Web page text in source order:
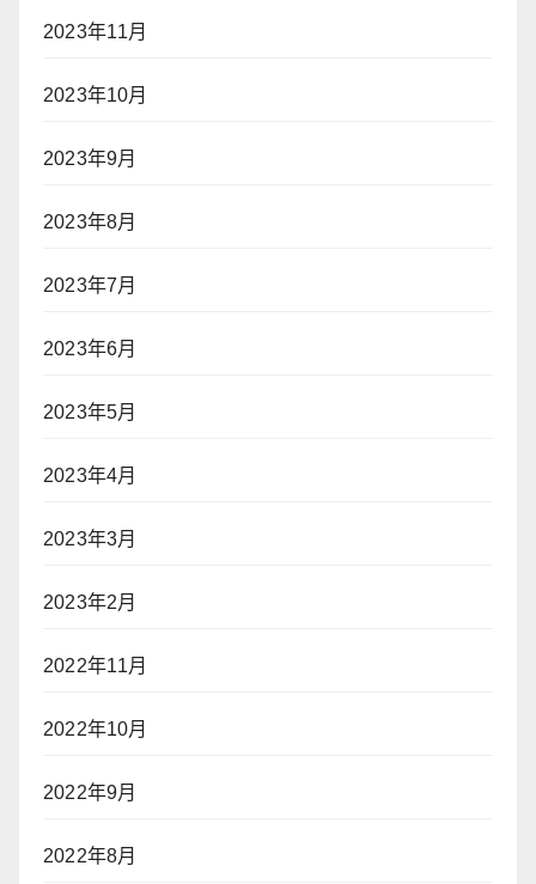
2023年11月
2023年10月
2023年9月
2023年8月
2023年7月
2023年6月
2023年5月
2023年4月
2023年3月
2023年2月
2022年11月
2022年10月
2022年9月
2022年8月